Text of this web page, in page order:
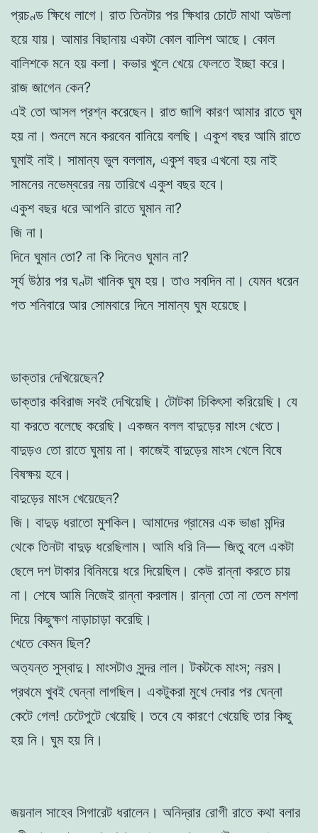
প্রচণ্ড ক্ষিধে লাগে। রাত তিনটার পর ক্ষিধার চোটে মাথা অউলা
হয়ে যায়। আমার বিছানায় একটা কোল বালিশ আছে। কোল
বালিশকে মনে হয় কলা। কভার খুলে খেয়ে ফেলতে ইচ্ছা করে।
রাজ জাগেন কেন?
এই তো আসল প্রশ্ন করেছেন। রাত জাগি কারণ আমার রাতে ঘুম
হয় না। শুনলে মনে করবেন বানিয়ে বলছি। একুশ বছর আমি রাতে
ঘুমাই নাই। সামান্য ভুল বললাম, একুশ বছর এখনো হয় নাই
সামনের নভেম্বরের নয় তারিখে একুশ বছর হবে।
একুশ বছর ধরে আপনি রাতে ঘুমান না?
জি না।
দিনে ঘুমান তো? না কি দিনেও ঘুমান না?
সূর্য উঠার পর ঘণ্টা খানিক ঘুম হয়। তাও সবদিন না। যেমন ধরেন
গত শনিবারে আর সোমবারে দিনে সামান্য ঘুম হয়েছে।
ডাক্তার দেখিয়েছেন?
ডাক্তার কবিরাজ সবই দেখিয়েছি। টোটকা চিকিৎসা করিয়েছি। যে
যা করতে বলেছে করেছি। একজন বলল বাদুড়ের মাংস খেতে।
বাদুড়ও তো রাতে ঘুমায় না। কাজেই বাদুড়ের মাংস খেলে বিষে
বিষক্ষয় হবে।
বাদুড়ের মাংস খেয়েছেন?
জি। বাদুড় ধরাতো মুশকিল। আমাদের গ্রামের এক ভাঙা মন্দির
থেকে তিনটা বাদুড় ধরেছিলাম। আমি ধরি নি— জিতু বলে একটা
ছেলে দশ টাকার বিনিময়ে ধরে দিয়েছিল। কেউ রান্না করতে চায়
না। শেষে আমি নিজেই রান্না করলাম। রান্না তো না তেল মশলা
দিয়ে কিছুক্ষণ নাড়াচাড়া করেছি।
খেতে কেমন ছিল?
অত্যন্ত সুস্বাদু। মাংসটাও সুন্দর লাল। টকটকে মাংস; নরম।
প্রথমে খুবই ঘেন্না লাগছিল। একটুকরা মুখে দেবার পর ঘেন্না
কেটে গেল! চেটেপুটে খেয়েছি। তবে যে কারণে খেয়েছি তার কিছু
হয় নি। ঘুম হয় নি।
জয়নাল সাহেব সিগারেট ধরালেন। অনিদ্রার রোগী রাতে কথা বলার